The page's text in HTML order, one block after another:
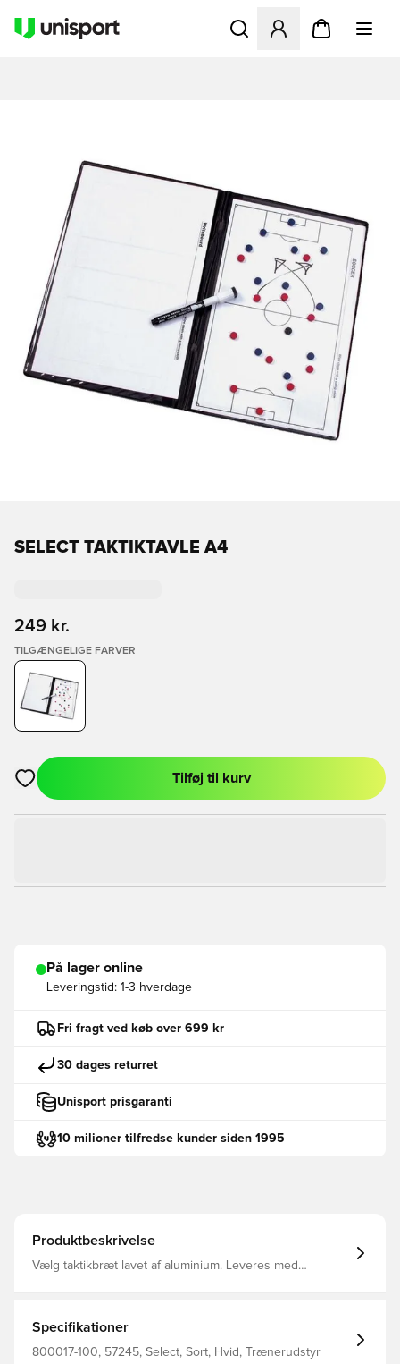
Åbner en Modal til at
SELECT TAKTIKTAVLE A4
249 kr.
TILGÆNGELIGE FARVER
Åbner en Modal til at logge ind eller tilmelde dig som medlem
Tilføj til kurv
På lager online
Leveringstid: 1-3 hverdage
Fri fragt ved køb over 699 kr
30 dages returret
Unisport prisgaranti
10 milioner tilfredse kunder siden 1995
Produktbeskrivelse
Vælg taktikbræt lavet af aluminium. Leveres med
Specifikationer
800017-100, 57245, Select, Sort, Hvid, Trænerudstyr